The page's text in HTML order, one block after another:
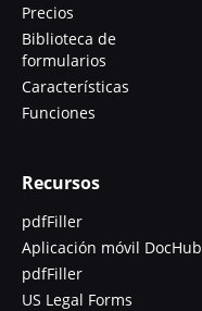
Precios
Biblioteca de
formularios
Características
Funciones
Recursos
pdfFiller
Aplicación móvil DocHub
pdfFiller
US Legal Forms